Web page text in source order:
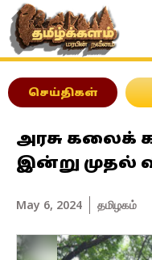
செய்திகள்
அரசு கலைக்
இன்று
May 6, 2024 தமிழகம்